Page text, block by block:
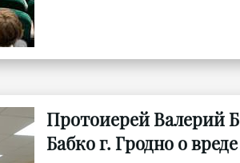
Протоиерей Валерий
Бабко г. Гродно о